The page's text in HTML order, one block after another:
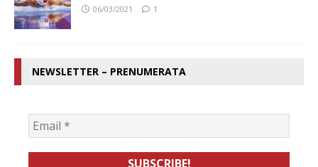
06/03/2021 1
NEWSLETTER – PRENUMERATA